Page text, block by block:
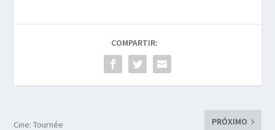
COMPARTIR:
Cine: Tournée
PRÓXIMO